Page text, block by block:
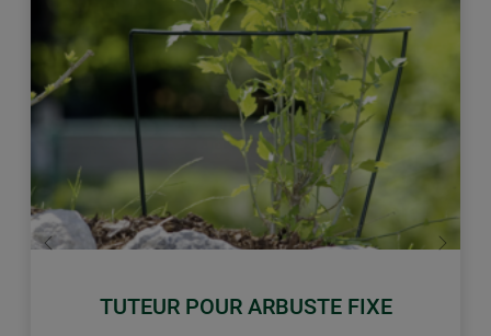
TUTEUR POUR ARBUSTE FIXE
retour